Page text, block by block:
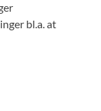
bl.a. at